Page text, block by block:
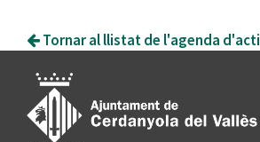
Tornar al llistat de l'agenda